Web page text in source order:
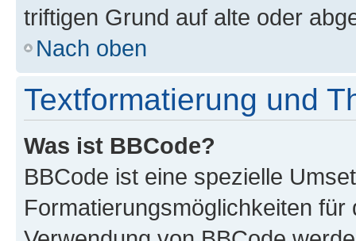
triftigen Grund auf alte oder
Nach oben
Textformatierung und
Was ist BBCode?
BBCode ist eine spezielle
Formatierungsmöglichkeiten